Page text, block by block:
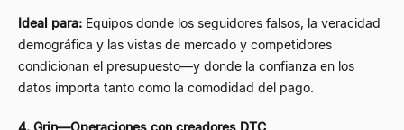
Ideal para: Equipos donde los seguidores falsos, la veracidad
demográfica y las vistas de mercado y competidores
condicionan el presupuesto—y donde la confianza en los
datos importa tanto como la comodidad del pago.
4. Grin—Operaciones con creadores DTC